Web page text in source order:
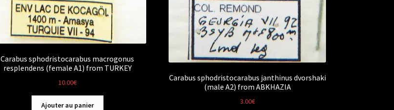
Carabus sphodristocarabus macrogonus
resplendens (female A1) from TURKEY
10.00€
Ajouter au panier
Carabus sphodristocarabus janthinus dvorshaki
(male A2) from ABKHAZIA
3.00€